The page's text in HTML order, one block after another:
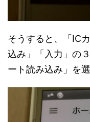
そうすると、「IC
込み」「入力」の
ート読み込み」を選